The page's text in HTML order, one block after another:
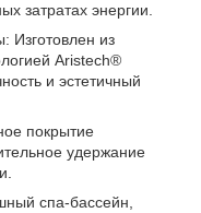
затратах энергии.
Изготовлен из
Aristech®
и эстетичный
покрытие
удержание
спа-бассейн,